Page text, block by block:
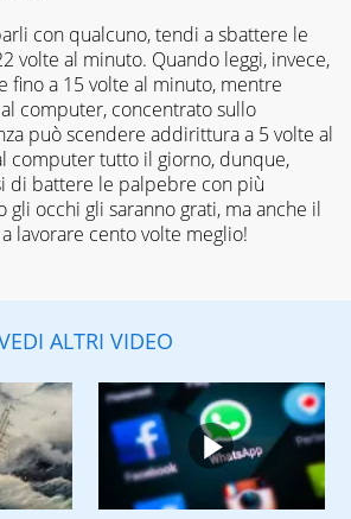
con qualcuno, tendi a sbattere le
volte al minuto. Quando leggi, invece,
fino a 15 volte al minuto, mentre
computer, concentrato sullo
può scendere addirittura a 5 volte al
computer tutto il giorno, dunque,
di battere le palpebre con più
gli occhi gli saranno grati, ma anche il
lavorare cento volte meglio!
ALTRI VIDEO